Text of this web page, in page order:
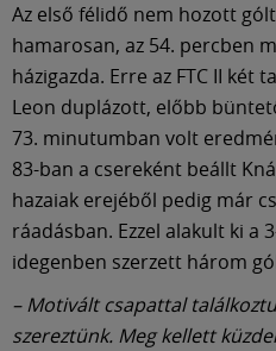
Az első félidő nem hozott
hamarosan, az 54. percben
házigazda. Erre az FTC II két
Leon duplázott, előbb
73. minutumban volt
83-ban a csereként beállt
hazaiak erejéből pedig már
ráadásban. Ezzel alakult ki a
idegenben szerzett három
– Motivált csapattal
szereztünk. Meg kellett